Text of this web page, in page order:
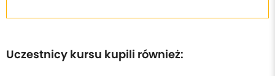
Uczestnicy kursu kupili również: